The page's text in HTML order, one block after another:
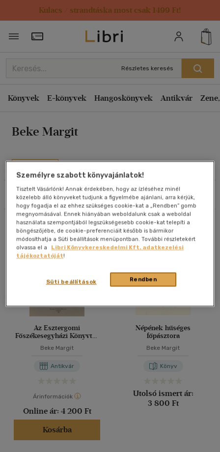
Kulacs / strandtáska most csak 1499 Ft!
Törzsvásárlói Kártya adatai
Részletes keresés
Könyvek E-könyvek Hangoskönyvek Antikvár
Beke Margit
Művei
Szűrés Rendezés
Rendezés
Kiadás éve szerint csökkenő
Ár szerint csökkenő
Eladott darabszám szerint csökkenő
Cím szerint A-Z
Szerző szerint A-Z
Megjelenítés
20 db / oldal
40 db / oldal
Alkalmaz
Összesen4db
Az Esztergomi
Főszékesegyházi Könyvtár
gyűjteményének
Beke Margit
Antikvár
Árinformációk
Online ár: 4 200 Ft
Kosárba
Népének hűséges
főpásztora
Beke Margit
Könyv
Utolsó ismert ár:
3 800 Ft
Személyre szabott könyvajánlatok!
Tisztelt Vásárlónk! Annak érdekében, hogy az ízléséhez minél
közelebb álló könyveket tudjunk a figyelmébe ajánlani, arra kérjük,
hogy fogadja el az ehhez szükséges cookie-kat a „Rendben” gomb
megnyomásával. Ennek hiányában weboldalunk csak a weboldal
használata szempontjából legszükségesebb cookie-kat telepíti a
böngészőjébe, de cookie-preferenciáit később is bármikor
módosíthatja a Süti beállítások menüpontban. További részletekért
olvassa el a
Libri Könyvkereskedelmi Kft. adatkezelési
tájékoztatóját!
Rendben
Süti beállítások